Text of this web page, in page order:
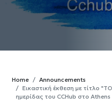
Home
Announcements
Εικαστική έκθεση με τίτλο
ημερίδας του CCHub στο